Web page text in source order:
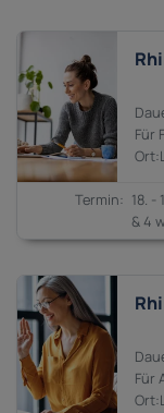
18. -
& 4